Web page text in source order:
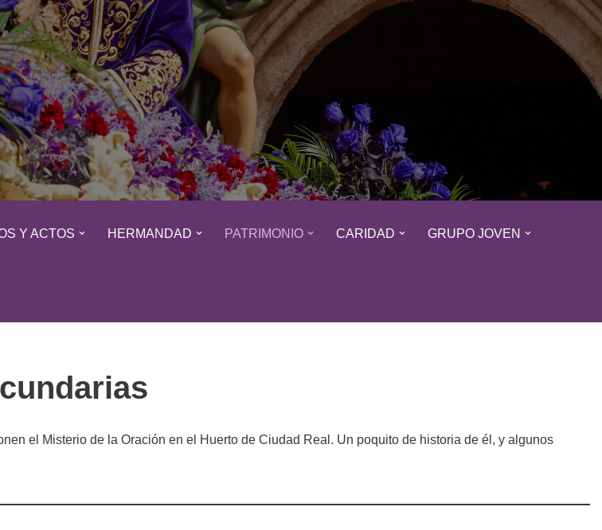
Y ACTOS HERMANDAD PATRIMONIO CARIDAD GRUPO JOVEN
el Misterio de la Oración en el Huerto de Ciudad Real. Un poquito de historia de él, y algunos